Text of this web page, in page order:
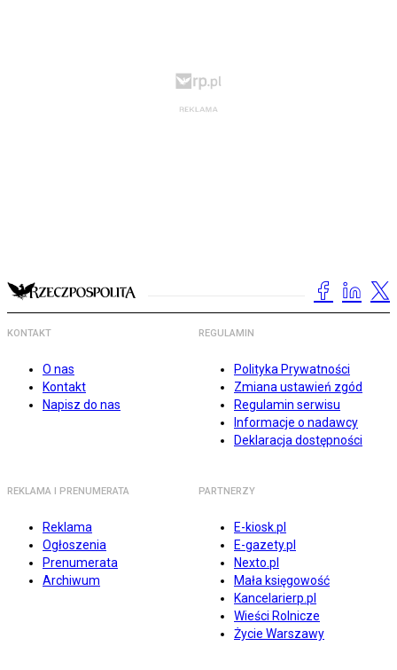
KONTAKT
O nas
Kontakt
Napisz do nas
REGULAMIN
Polityka Prywatności
Zmiana ustawień zgód
Regulamin serwisu
Informacje o nadawcy
Deklaracja dostępności
REKLAMA I PRENUMERATA
Reklama
Ogłoszenia
Prenumerata
Archiwum
PARTNERZY
E-kiosk.pl
E-gazety.pl
Nexto.pl
Mała księgowość
Kancelarierp.pl
Wieści Rolnicze
Życie Warszawy